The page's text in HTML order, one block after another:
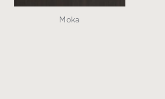
Moka